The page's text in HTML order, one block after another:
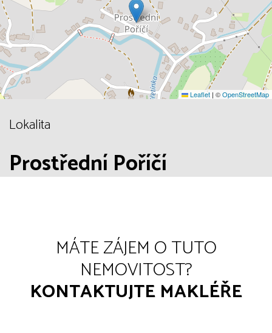
Leaflet | ©OpenStreetMap
Lokalita
Prostřední Poříčí
MÁTE ZÁJEM O TUTO
NEMOVITOST?
KONTAKTUJTE MAKLÉŘE